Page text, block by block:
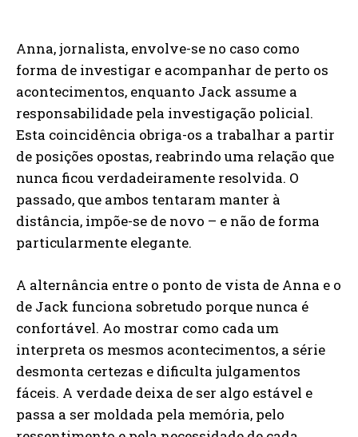
Anna, jornalista, envolve-se no caso como
forma de investigar e acompanhar de perto os
acontecimentos, enquanto Jack assume a
responsabilidade pela investigação policial.
Esta coincidência obriga-os a trabalhar a partir
de posições opostas, reabrindo uma relação que
nunca ficou verdadeiramente resolvida. O
passado, que ambos tentaram manter à
distância, impõe-se de novo – e não de forma
particularmente elegante.
A alternância entre o ponto de vista de Anna e o
de Jack funciona sobretudo porque nunca é
confortável. Ao mostrar como cada um
interpreta os mesmos acontecimentos, a série
desmonta certezas e dificulta julgamentos
fáceis. A verdade deixa de ser algo estável e
passa a ser moldada pela memória, pelo